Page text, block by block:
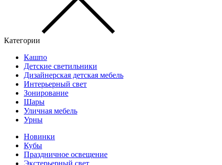
Категории
Кашпо
Детские светильники
Дизайнерская детская мебель
Интерьерный свет
Зонирование
Шары
Уличная мебель
Урны
Новинки
Кубы
Праздничное освещение
Экстерьерный свет